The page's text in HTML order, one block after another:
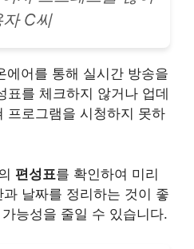
자 C씨
에어를 통해 실시간 방송을
표를 체크하지 않거나 업데
프로그램을 시청하지 못하
편성표를 확인하여 미리
날짜를 정리하는 것이 좋
능성을 줄일 수 있습니다.